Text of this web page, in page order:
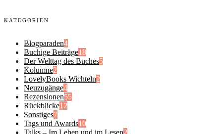
KATEGORIEN
Blogparaden4
Buchige Beiträge18
Der Welttag des Buches5
Kolumne2
LovelyBooks Wichteln2
Neuzugänge4
Rezensionen55
Rückblicke12
Sonstiges7
Tags und Awards10